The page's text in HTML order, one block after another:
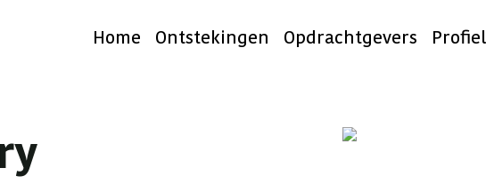
Home Ontstekingen Opdrachtgevers Profiel